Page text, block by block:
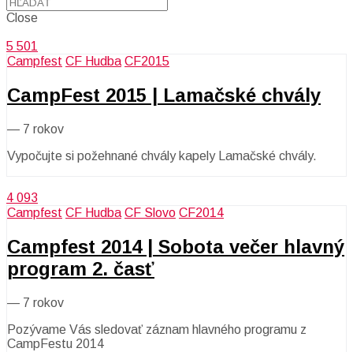
Close
5 501
Campfest CF Hudba CF2015
CampFest 2015 | Lamačské chvály
— 7 rokov
Vypočujte si požehnané chvály kapely Lamačské chvály.
4 093
Campfest CF Hudba CF Slovo CF2014
Campfest 2014 | Sobota večer hlavný
program 2. časť
— 7 rokov
Pozývame Vás sledovať záznam hlavného programu z
CampFestu 2014